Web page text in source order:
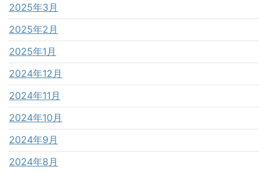
2025年3月
2025年2月
2025年1月
2024年12月
2024年11月
2024年10月
2024年9月
2024年8月